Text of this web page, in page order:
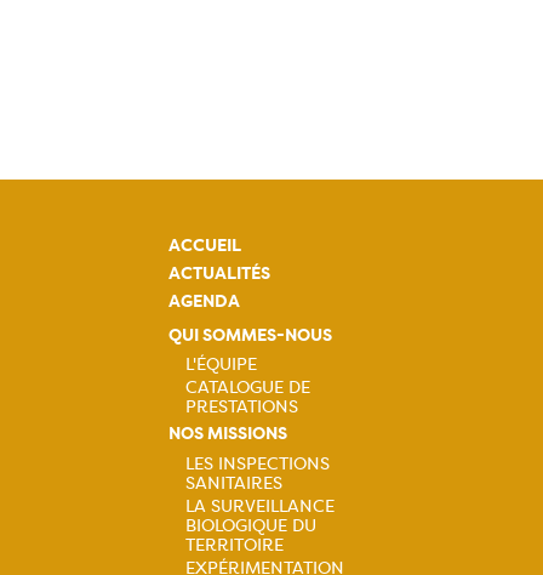
ACCUEIL
ACTUALITÉS
AGENDA
QUI SOMMES-NOUS
Navigation
principale
L'ÉQUIPE
CATALOGUE DE
PRESTATIONS
NOS MISSIONS
Navigation
principale
LES INSPECTIONS
SANITAIRES
LA SURVEILLANCE
BIOLOGIQUE DU
TERRITOIRE
EXPÉRIMENTATION